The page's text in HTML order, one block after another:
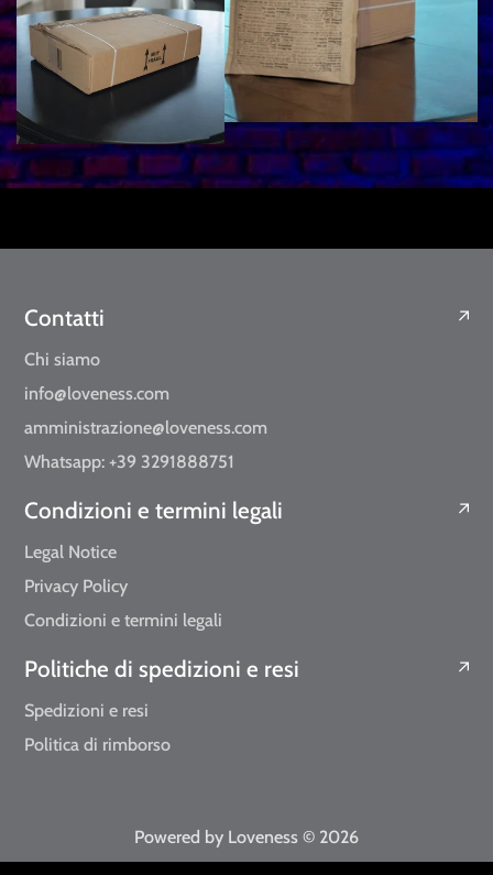
Contatti
Chi siamo
info@loveness.com
amministrazione@loveness.com
Whatsapp: +39 3291888751
Condizioni e termini legali
Legal Notice
Privacy Policy
Condizioni e termini legali
Politiche di spedizioni e resi
Spedizioni e resi
Politica di rimborso
Powered by Loveness © 2026